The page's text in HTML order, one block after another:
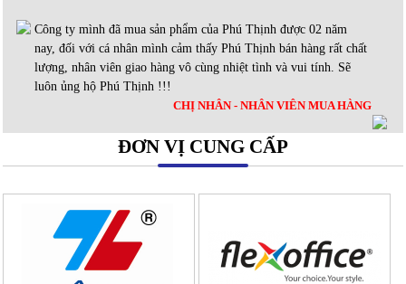
Công ty mình đã mua sản phẩm của Phú Thịnh được 02 năm
nay, đối với cá nhân mình cảm thấy Phú Thịnh bán hàng rất chất
lượng, nhân viên giao hàng vô cùng nhiệt tình và vui tính. Sẽ
luôn ủng hộ Phú Thịnh !!!
CHỊ NHÂN - NHÂN VIÊN MUA HÀNG
ĐƠN VỊ CUNG CẤP